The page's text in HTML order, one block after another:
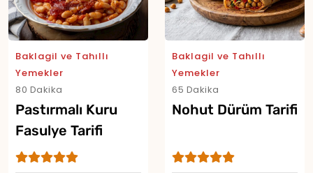
Baklagil ve Tahıllı
Yemekler
80 Dakika
Pastırmalı Kuru
Fasulye Tarifi
Baklagil ve Tahıllı
Yemekler
65 Dakika
Nohut Dürüm Tarifi